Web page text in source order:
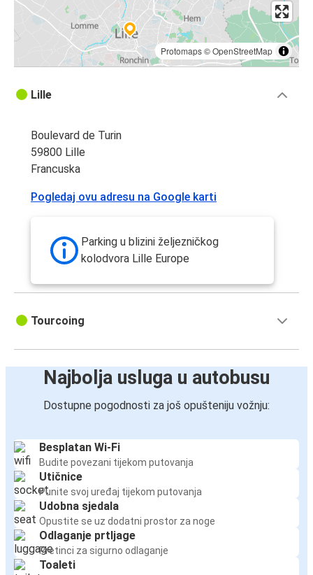
Protomaps©OpenStreetMap
Lille
Boulevard de Turin
59800 Lille
Francuska
Pogledaj ovu adresu na Google karti
Parking u blizini željezničkog
kolodvora Lille Europe
Tourcoing
Najbolja usluga u autobusu
Dostupne pogodnosti za još opušteniju vožnju:
Besplatan Wi-Fi
Budite povezani tijekom putovanja
Utičnice
Punite svoj uređaj tijekom putovanja
Udobna sjedala
Opustite se uz dodatni prostor za noge
Odlaganje prtljage
Pretinci za sigurno odlaganje
Toaleti